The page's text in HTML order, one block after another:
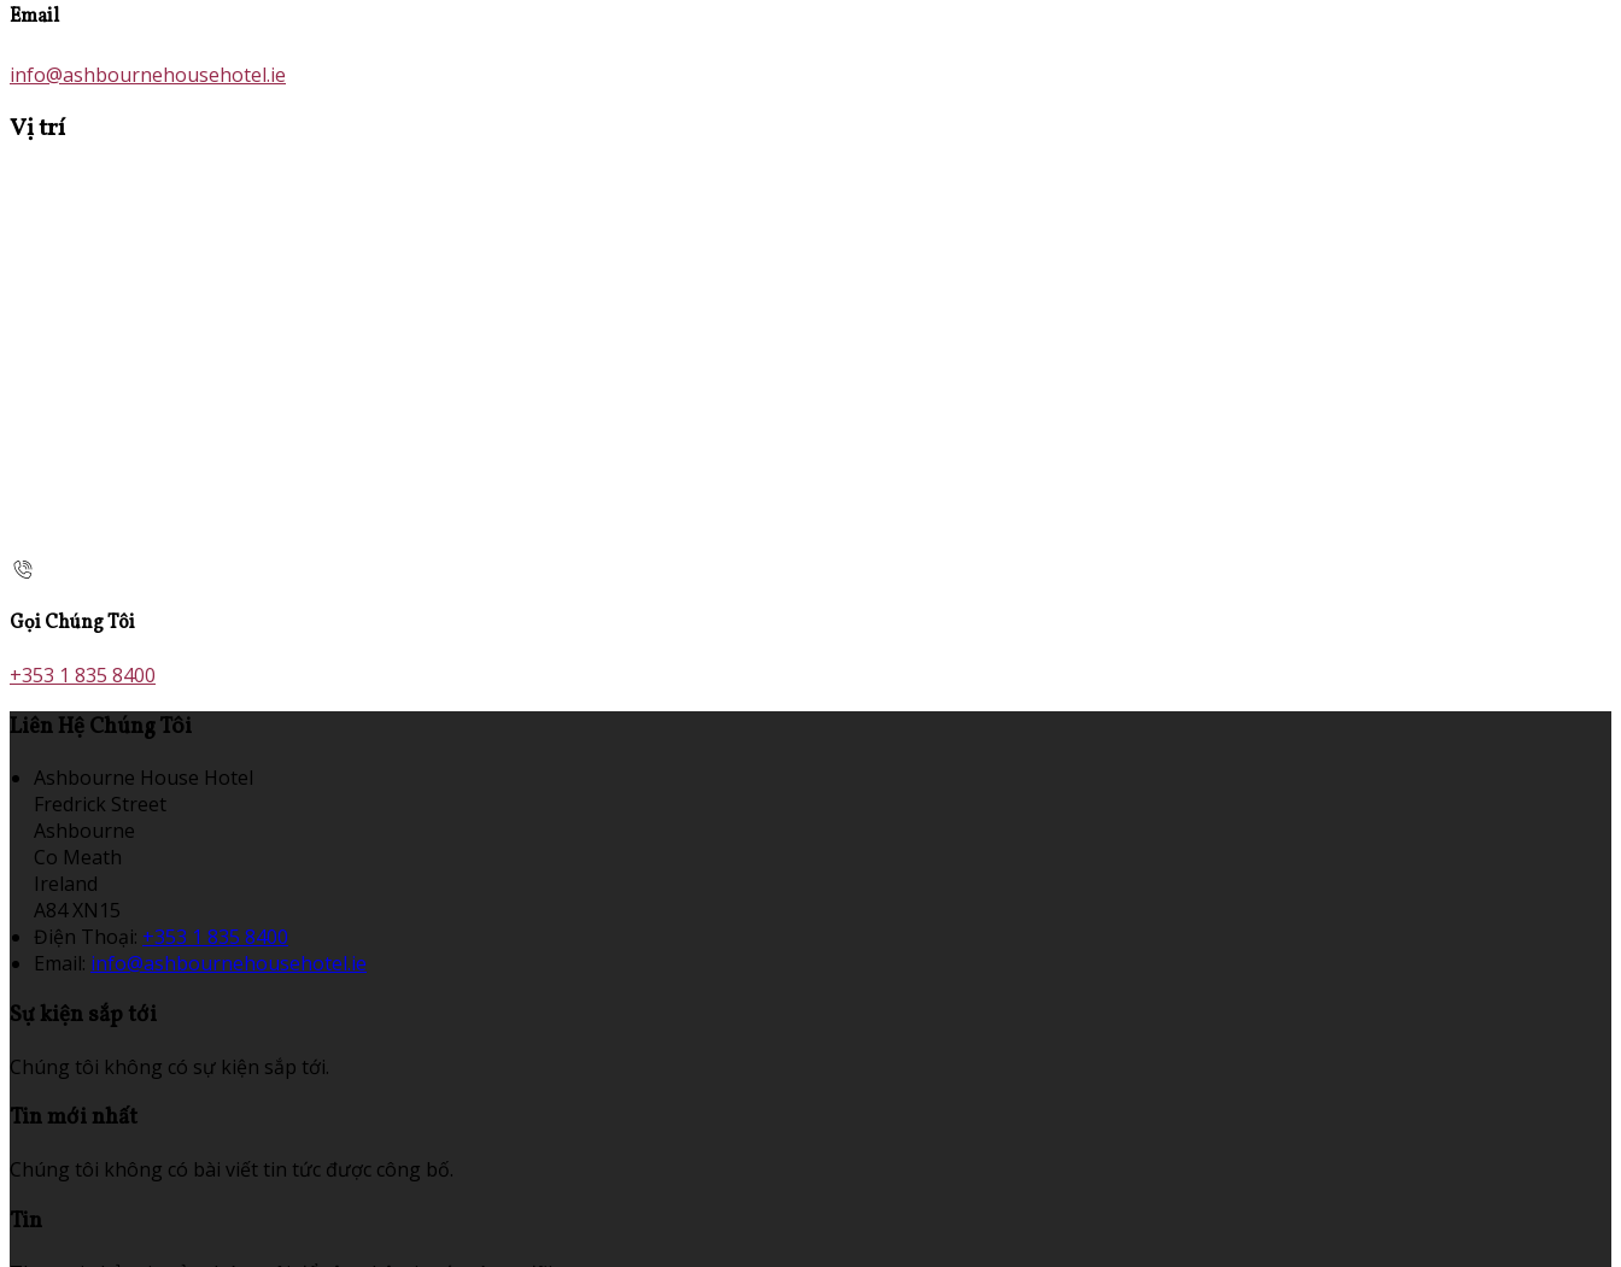
Email
info@ashbournehousehotel.ie
Vị trí
Gọi Chúng Tôi
+353 1 835 8400
Liên Hệ Chúng Tôi
Ashbourne House Hotel
Fredrick Street
Ashbourne
Co Meath
Ireland
A84 XN15
Điện Thoại: +353 1 835 8400
Email: info@ashbournehousehotel.ie
Sự kiện sắp tới
Chúng tôi không có sự kiện sắp tới.
Tin mới nhất
Chúng tôi không có bài viết tin tức được công bố.
Tin